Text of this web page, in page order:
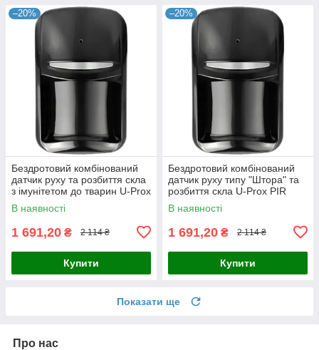
–20%
Бездротовий комбінований
датчик руху та розбиття скла
з імунітетом до тварин U-Prox
PIR Combi Black
В наявності
1 691,20 ₴ 2 114 ₴
Купити
–20%
Бездротовий комбінований
датчик руху типу "Штора" та
розбиття скла U-Prox PIR
Combi VB Black
В наявності
1 691,20 ₴ 2 114 ₴
Купити
Показати ще
Про нас